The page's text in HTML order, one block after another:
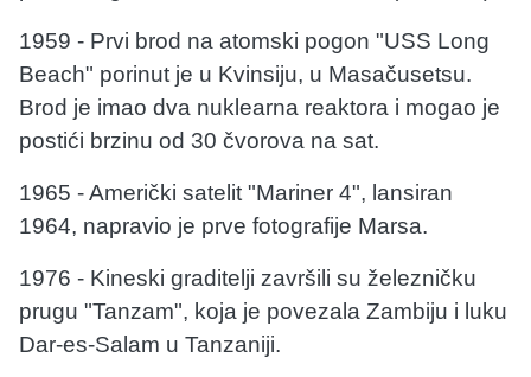
1959 - Prvi brod na atomski pogon "USS Long
Beach" porinut je u Kvinsiju, u Masačusetsu.
Brod je imao dva nuklearna reaktora i mogao je
postići brzinu od 30 čvorova na sat.
1965 - Američki satelit "Mariner 4", lansiran
1964, napravio je prve fotografije Marsa.
1976 - Kineski graditelji završili su železničku
prugu "Tanzam", koja je povezala Zambiju i luku
Dar-es-Salam u Tanzaniji.